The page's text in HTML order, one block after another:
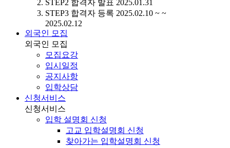
STEP2 합격자 발표 2025.01.31
STEP3 합격자 등록 2025.02.10 ~ ~
2025.02.12
외국인 모집
외국인 모집
모집요강
입시일정
공지사항
입학상담
신청서비스
신청서비스
입학 설명회 신청
고교 입학설명회 신청
찾아가는 입학설명회 신청